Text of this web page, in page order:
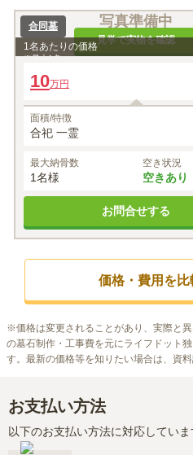
写真準備中
見学で実物を確認
合同墓
1名あたりの価格
※最大1名
10万円
面積/特徴
合祀 一霊
最大納骨数
1名様
空き状況
空きあり
お問合せする
価格・費用を比
※価格は変更されることがあり、実際と
の墓石制作・工事費を元にライフドット
す。最新の価格等を知りたい場合は、資
お支払い方法
以下のお支払い方法に対応していま